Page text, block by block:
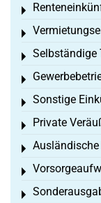
Toggle menu
Toggle menu
Selbständige
Toggle menu
Toggle menu
Sonstige
Toggle menu
Private
Toggle menu
Toggle menu
Toggle menu
Toggle menu